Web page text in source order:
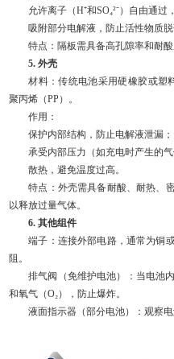
允许离子（H⁺和SO₄²⁻）自由通过
吸附部分电解液，防止活性物质脱
特点：隔板需具备高孔隙率和耐
5. 外壳
材料：传统电池采用硬橡胶或塑
聚丙烯（PP）。
作用：
保护内部结构，防止电解液泄漏；
承受内部压力（如充电时产生的气
散热，避免温度过高。
特点：外壳需具备耐酸、耐热、
以释放过量气体。
6. 其他组件
端子：连接外部电路，通常为铜
阻。
排气阀（免维护电池）：当电池
和氧气（O₂），防止爆炸。
液面指示器（部分电池）：观察